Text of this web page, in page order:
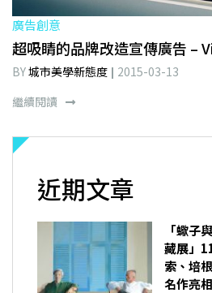
廣告創意
超吸睛的品牌改造宣傳廣告 –
BY城市美學新態度
2015-03-13
繼續閱讀
近期文章
「蠍子
藏展」
索、培
名作亮相